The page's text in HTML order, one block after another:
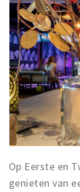
Op Eerste en
genieten van